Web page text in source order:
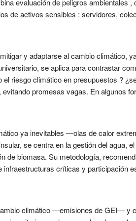
evaluación de peligros ambientales ,
de activos sensibles : servidores,
y adaptarse al cambio climático,
se aplica para contrastar
riesgo climático en presupuestos ?
promesas vagas. En algunos
ya inevitables —olas de calor
se centra en la gestión del agua, el
de biomasa. Su metodología,
críticas y participación
climático —emisiones de GEI— y